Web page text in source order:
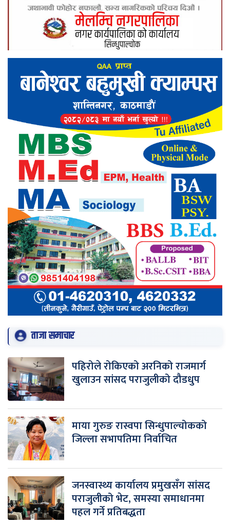
ताजा समाचार
पहिरोले रोकिएको अरनिको राजमार्ग
खुलाउन सांसद पराजुलीको दौडधुप
माया गुरुङ रास्वपा सिन्धुपाल्चोकको
जिल्ला सभापतिमा निर्वाचित
जनस्वास्थ्य कार्यालय प्रमुखसँग सांसद
पराजुलीको भेट, समस्या समाधानमा
पहल गर्ने प्रतिबद्धता